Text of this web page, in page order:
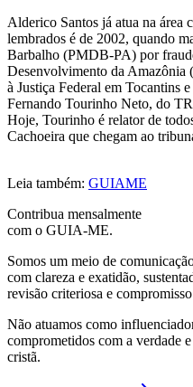
Alderico Santos já atua na área
lembrados é de 2002, quando
Barbalho (PMDB-PA) por
Desenvolvimento da Amazônia
à Justiça Federal em Tocantins
Fernando Tourinho Neto, do
Hoje, Tourinho é relator de
Cachoeira que chegam ao
Leia também: GUIAME
Contribua mensalmente
com o GUIA-ME.
Somos um meio de
com clareza e exatidão,
revisão criteriosa e
Não atuamos como
comprometidos com a verdade
cristã.